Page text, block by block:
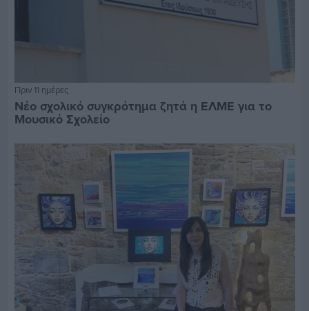
Πριν 11 ημέρες
Νέο σχολικό συγκρότημα ζητά η ΕΛΜΕ για το
Μουσικό Σχολείο